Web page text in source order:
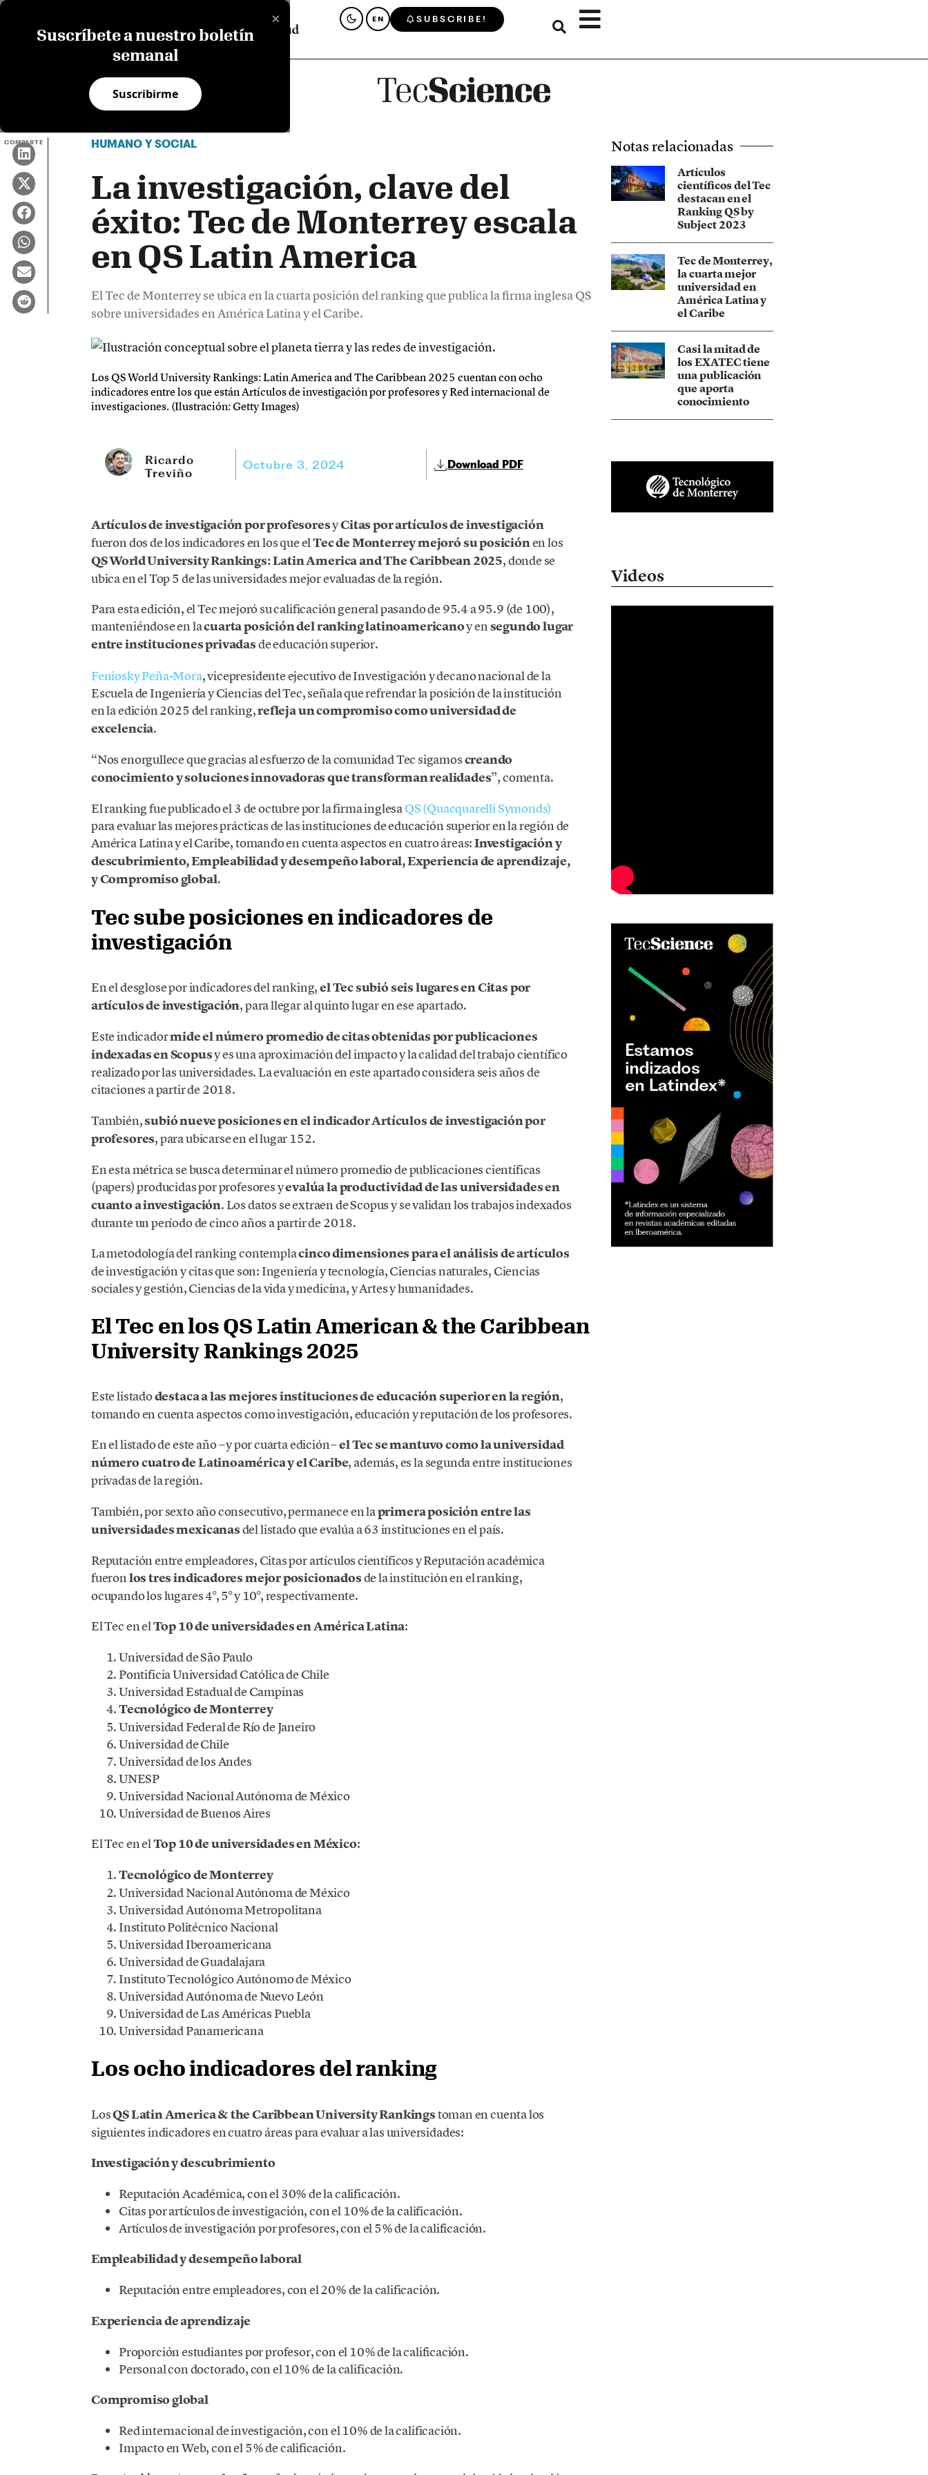
×
Suscríbete a nuestro boletín
semanal
Suscribirme
EN SUBSCRIBE!
COMPARTE HUMANO Y SOCIAL
La investigación, clave del
éxito: Tec de Monterrey escala
en QS Latin America
El Tec de Monterrey se ubica en la cuarta posición del ranking que publica la firma inglesa QS
sobre universidades en América Latina y el Caribe.
Los QS World University Rankings: Latin America and The Caribbean 2025 cuentan con ocho
indicadores entre los que están Artículos de investigación por profesores y Red internacional de
investigaciones. (Ilustración: Getty Images)
Ricardo
Treviño
Octubre 3, 2024 Download PDF
Artículos de investigación por profesoresyCitas por artículos de investigación
fueron dos de los indicadores en los que elTec de Monterrey mejoró su posiciónen los
QS World University Rankings: Latin America and The Caribbean 2025, donde se
ubica en el Top 5 de las universidades mejor evaluadas de la región.
Para esta edición, el Tec mejoró su calificación general pasando de 95.4 a 95.9 (de 100),
manteniéndose en lacuarta posición del ranking latinoamericanoy ensegundo lugar
entre instituciones privadasde educación superior.
Feniosky Peña-Mora, vicepresidente ejecutivo de Investigación y decano nacional de la
Escuela de Ingeniería y Ciencias del Tec, señala que refrendar la posición de la institución
en la edición 2025 del ranking,refleja un compromiso como universidad de
excelencia.
“Nos enorgullece que gracias al esfuerzo de la comunidad Tec sigamoscreando
conocimiento y soluciones innovadoras que transforman realidades”, comenta.
El ranking fue publicado el 3 de octubre por la firma inglesaQS (Quacquarelli Symonds)
para evaluar las mejores prácticas de las instituciones de educación superior en la región de
América Latina y el Caribe, tomando en cuenta aspectos en cuatro áreas:Investigación y
descubrimiento, Empleabilidad y desempeño laboral, Experiencia de aprendizaje,
y Compromiso global.
Tec sube posiciones en indicadores de
investigación
En el desglose por indicadores del ranking,el Tec subió seis lugares en Citas por
artículos de investigación, para llegar al quinto lugar en ese apartado.
Este indicadormide el número promedio de citas obtenidas por publicaciones
indexadas en Scopusy es una aproximación del impacto y la calidad del trabajo científico
realizado por las universidades. La evaluación en este apartado considera seis años de
citaciones a partir de 2018.
También,subió nueve posiciones en el indicador Artículos de investigación por
profesores, para ubicarse en el lugar 152.
En esta métrica se busca determinar el número promedio de publicaciones científicas
(papers) producidas por profesores yevalúa la productividad de las universidades en
cuanto a investigación. Los datos se extraen de Scopus y se validan los trabajos indexados
durante un período de cinco años a partir de 2018.
La metodología del ranking contemplacinco dimensiones para el análisis de artículos
de investigación y citas que son: Ingeniería y tecnología, Ciencias naturales, Ciencias
sociales y gestión, Ciencias de la vida y medicina, y Artes y humanidades.
El Tec en los QS Latin American & the Caribbean
University Rankings 2025
Este listadodestaca a las mejores instituciones de educación superior en la región,
tomando en cuenta aspectos como investigación, educación y reputación de los profesores.
En el listado de este año −y por cuarta edición−el Tec se mantuvo como la universidad
número cuatro de Latinoamérica y el Caribe, además, es la segunda entre instituciones
privadas de la región.
También, por sexto año consecutivo, permanece en laprimera posición entre las
universidades mexicanasdel listado que evalúa a 63 instituciones en el país.
Reputación entre empleadores, Citas por artículos científicos y Reputación académica
fueronlos tres indicadores mejor posicionadosde la institución en el ranking,
ocupando los lugares 4°, 5° y 10°, respectivamente.
El Tec en elTop 10 de universidades en América Latina:
Universidad de São Paulo
Pontificia Universidad Católica de Chile
Universidad Estadual de Campinas
Tecnológico de Monterrey
Universidad Federal de Río de Janeiro
Universidad de Chile
Universidad de los Andes
UNESP
Universidad Nacional Autónoma de México
Universidad de Buenos Aires
El Tec en elTop 10 de universidades en México:
Tecnológico de Monterrey
Universidad Nacional Autónoma de México
Universidad Autónoma Metropolitana
Instituto Politécnico Nacional
Universidad Iberoamericana
Universidad de Guadalajara
Instituto Tecnológico Autónomo de México
Universidad Autónoma de Nuevo León
Universidad de Las Américas Puebla
Universidad Panamericana
Los ocho indicadores del ranking
LosQS Latin America & the Caribbean University Rankingstoman en cuenta los
siguientes indicadores en cuatro áreas para evaluar a las universidades:
Investigación y descubrimiento
Reputación Académica, con el 30% de la calificación.
Citas por artículos de investigación, con el 10% de la calificación.
Artículos de investigación por profesores, con el 5% de la calificación.
Empleabilidad y desempeño laboral
Reputación entre empleadores, con el 20% de la calificación.
Experiencia de aprendizaje
Proporción estudiantes por profesor, con el 10% de la calificación.
Personal con doctorado, con el 10% de la calificación.
Compromiso global
Red internacional de investigación, con el 10% de la calificación.
Impacto en Web, con el 5% de calificación.
Notas relacionadas
Artículos
científicos del Tec
destacan en el
Ranking QS by
Subject 2023
Tec de Monterrey,
la cuarta mejor
universidad en
América Latina y
el Caribe
Casi la mitad de
los EXATEC tiene
una publicación
que aporta
conocimiento
Videos